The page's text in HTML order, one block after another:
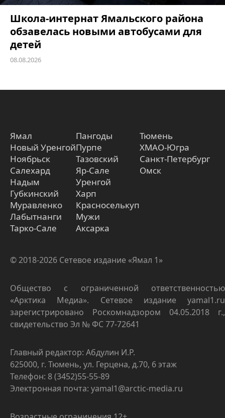
Школа-интернат Ямальского района
обзавелась новыми автобусами для
детей
08.08.2026
Ямал
Новый Уренгой
Ноябрьск
Салехард
Надым
Губкинский
Муравленко
Лабытнанги
Тарко-Сале
Пангоды
Пурпе
Тазовский
Яр-Сале
Уренгой
Харп
Красноселькуп
Мужи
Аксарка
Тюмень
ХМАО-Югра
Санкт-Петербург
Омск
© 2018-2026 Сетевое издание «Ямал 1»
Общество с ограниченной ответственностью
«Арктика Медиа». Сетевое издание yamal1.ru
зарегистрировано Роскомнадзором 04.05.2018 г.,
свидетельство Эл № ФС 77-72641
Главный редактор: Абдулин И.Р.
625000, г. Тюмень, ул. Герцена, д.70, 6 этаж
Телефон: 8 (3452)55-55-89
Электронная почта: yamal1@arctic-media.ru